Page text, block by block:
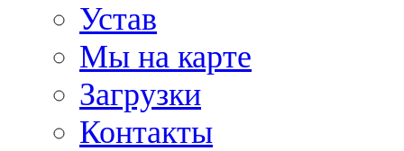
Устав
Мы на карте
Загрузки
Контакты